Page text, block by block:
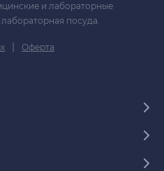
и лабораторные
посуда.
| Оферта